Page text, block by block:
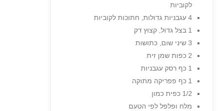
לקוביות
4 עגבניות גדולות, חתוכות לקוביות
1 בצל גדול, קצוץ דק
3 שיני שום, כתושות
2 כפות שמן זית
1 כף רסק עגבניות
1 כף פפריקה מתוקה
1/2 כפית כמון
מלח ופלפל לפי הטעם